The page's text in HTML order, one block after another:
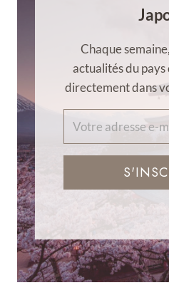
Chaque
actualités du
directement dans